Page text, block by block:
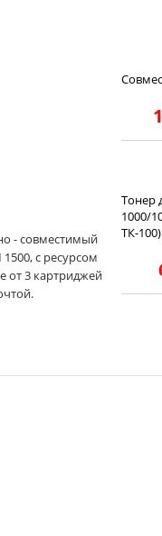
- совместимый
с ресурсом
от 3 картриджей
Тонер
1000/
ТК-